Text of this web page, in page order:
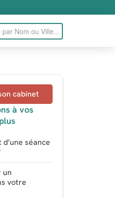
cabinet
à vos
séance
un
votre